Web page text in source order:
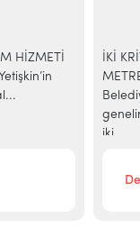
HİZMETİ
İKİ
iki...